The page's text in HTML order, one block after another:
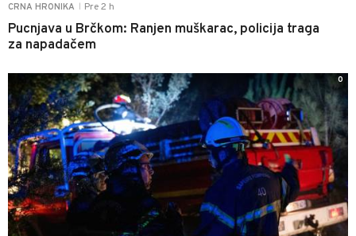
CRNA HRONIKA Pre 2 h
Pucnjava u Brčkom: Ranjen muškarac, policija traga
za napadačem
0